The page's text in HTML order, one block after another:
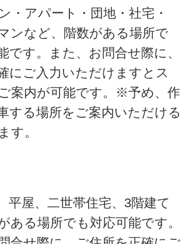
・アパート・団地・社宅・
ンなど、階数がある場所で
です。また、お問合せ際に、
にご入力いただけますとス
案内が可能です。※予め、作
する場所をご案内いただける
す。
平屋、二世帯住宅、3階建て
ある場所でも対応可能です。